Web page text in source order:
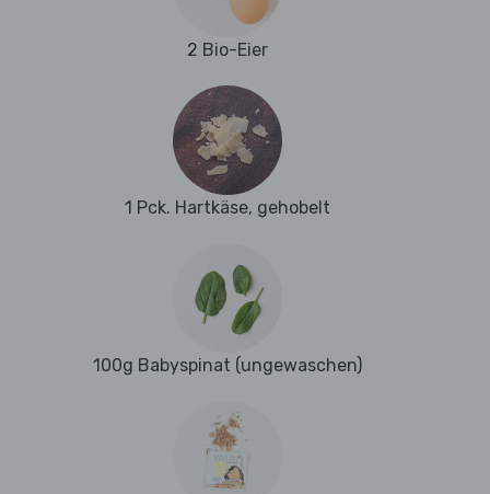
2 Bio-Eier
1 Pck. Hartkäse, gehobelt
100g Babyspinat (ungewaschen)